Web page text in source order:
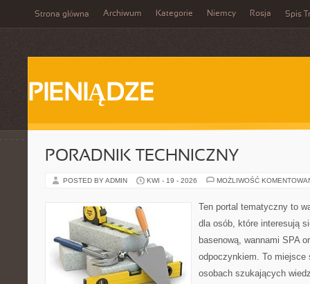
Strona główna Archiwum Kategorie Niemcy Rosja Spis
PIENIĄDZE
PORADNIK TECHNICZNY
POSTED BY ADMIN KWI - 19 - 2026 MOŻLIWOŚĆ
Ten portal tematyczny to
dla osób, które interesują
basenową, wannami SPA
odpoczynkiem. To miejsce
osobach szukających